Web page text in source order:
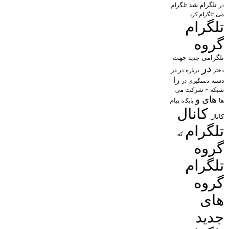
در تلگرام شد تلگرام
می تلگرام کرد
تلگرام
گروه
تلگرامی جدید جهت
دختر در درباره در در
دسته دستگیری در را
شبکه + شرکت می
ها های و پایگاه پیام
کانال کانال
تلگرام که
گروه
تلگرام
گروه
های
جدید